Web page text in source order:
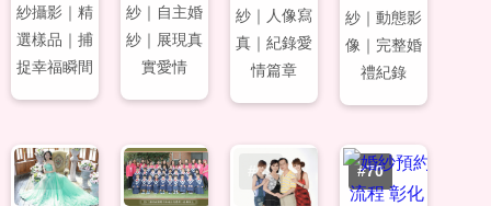
紗攝影｜精
選樣品｜捕
捉幸福瞬間
紗｜自主婚
紗｜展現真
實愛情
紗｜人像寫
真｜紀錄愛
情篇章
紗｜動態影
像｜完整婚
禮紀錄
#67 #68 #69 #70